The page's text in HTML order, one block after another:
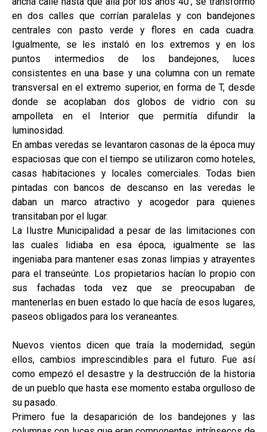
en dos calles que corrían paralelas y con bandejones
centrales con pasto verde y flores en cada cuadra.
Igualmente, se les instaló en los extremos y en los
puntos intermedios de los bandejones, luces
consistentes en una base y una columna con un remate
transversal en el extremo superior, en forma de T, desde
donde se acoplaban dos globos de vidrio con su
ampolleta en el Interior que permitía difundir la
luminosidad.
En ambas veredas se levantaron casonas de la época muy
espaciosas que con el tiempo se utilizaron como hoteles,
casas habitaciones y locales comerciales. Todas bien
pintadas con bancos de descanso en las veredas le
daban un marco atractivo y acogedor para quienes
transitaban por el lugar.
La Ilustre Municipalidad a pesar de las limitaciones con
las cuales lidiaba en esa época, igualmente se las
ingeniaba para mantener esas zonas limpias y atrayentes
para el transeúnte. Los propietarios hacían lo propio con
sus fachadas toda vez que se preocupaban de
mantenerlas en buen estado lo que hacía de esos lugares,
paseos obligados para los veraneantes.
Nuevos vientos dicen que traía la modernidad, según
ellos, cambios imprescindibles para el futuro. Fue así
como empezó el desastre y la destrucción de la historia
de un pueblo que hasta ese momento estaba orgulloso de
su pasado.
Primero fue la desaparición de los bandejones y las